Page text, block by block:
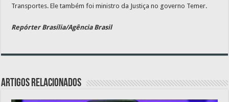
Transportes. Ele também foi ministro da Justiça no governo Temer.
Repórter Brasília/Agência Brasil
Artigos relacionados